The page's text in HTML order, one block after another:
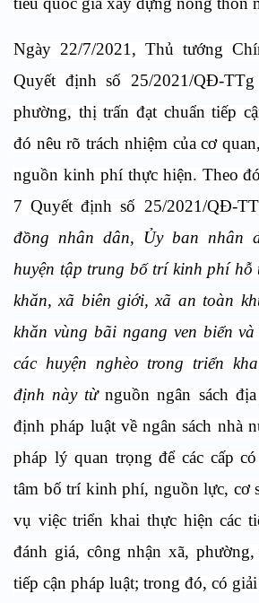
Ngày 22/7/2021, Thủ tướng
Quyết định số 25/2021/QĐ-
phường, thị trấn đạt chuẩn tiếp
đó nêu rõ trách nhiệm của cơ
nguồn kinh phí thực hiện. Theo
7 Quyết định số 25/2021/QĐ-
đồng nhân dân, Ủy ban nhân
huyện tập trung bố trí kinh phí hỗ
khăn, xã biên giới, xã an toàn
khăn vùng bãi ngang ven biển
các huyện nghèo trong triển
định này từnguồn ngân sách
định pháp luật về ngân sách nhà
pháp lý quan trọng để các cấp
tâm bố trí kinh phí, nguồn lực, cơ
vụ việc triển khai thực hiện các
đánh giá, công nhận xã,
tiếp cận pháp luật; trong đó, có